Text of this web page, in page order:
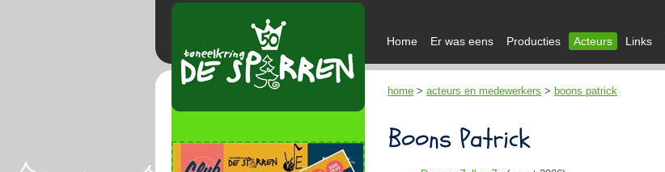
Home Er was eens Producties Acteurs Links
home > acteurs en medewerkers > boons patrick
Boons Patrick